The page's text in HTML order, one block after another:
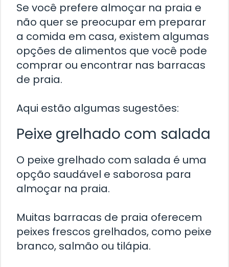
Se você prefere almoçar na praia e
não quer se preocupar em preparar
a comida em casa, existem algumas
opções de alimentos que você pode
comprar ou encontrar nas barracas
de praia.
Aqui estão algumas sugestões:
Peixe grelhado com salada
O peixe grelhado com salada é uma
opção saudável e saborosa para
almoçar na praia.
Muitas barracas de praia oferecem
peixes frescos grelhados, como peixe
branco, salmão ou tilápia.